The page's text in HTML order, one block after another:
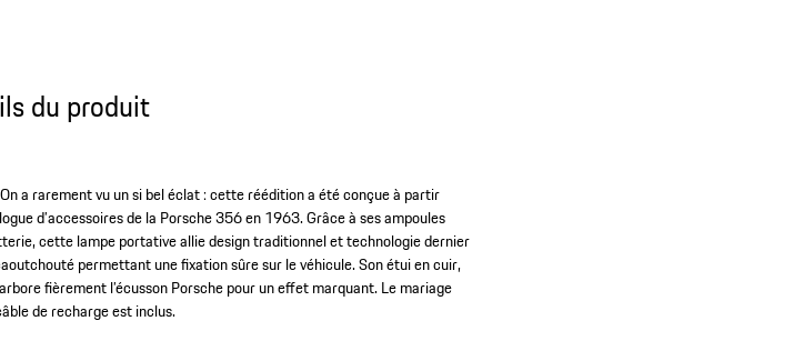
du produit
a rarement vu un si bel éclat : cette réédition a été conçue à partir
d’accessoires de la Porsche 356 en 1963. Grâce à ses ampoules
cette lampe portative allie design traditionnel et technologie dernier
permettant une fixation sûre sur le véhicule. Son étui en cuir,
fièrement l’écusson Porsche pour un effet marquant. Le mariage
de recharge est inclus.